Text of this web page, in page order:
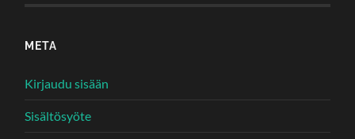
META
Kirjaudu sisään
Sisältösyöte